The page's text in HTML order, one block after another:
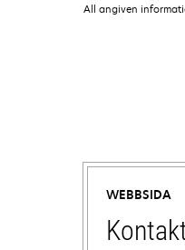
All angiven
WEBBSIDA